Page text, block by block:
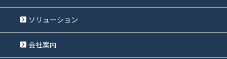
ソリューション
会社案内